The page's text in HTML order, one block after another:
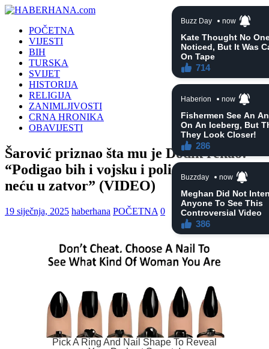
POČETNA
VIJESTI
BIH
TURSKA
SVIJET
HISTORIJA
RELIGIJA
ZANIMLJIVOSTI
CRNA HRONIKA
OBAVIJESTI
Šarović priznao šta mu je Dodik rekao:
“Podigao bih i vojsku i policiju i sve, ali
neću u zatvor” (VIDEO)
19 siječnja, 2025 haberhana POČETNA 0